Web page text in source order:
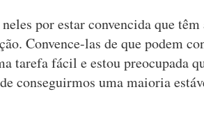
por estar convencida que têm
Convence-las de que podem
tarefa fácil e estou preocupada
conseguirmos uma maioria